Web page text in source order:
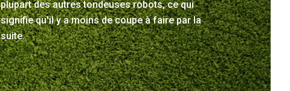
plupart des autres tondeuses robots, ce qui
signifie qu'il y a moins de coupe à faire par la
suite.